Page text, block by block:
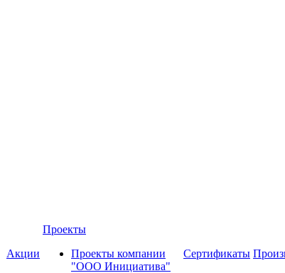
Акции
Проекты
Проекты компании
"ООО Инициатива"
Сертификаты